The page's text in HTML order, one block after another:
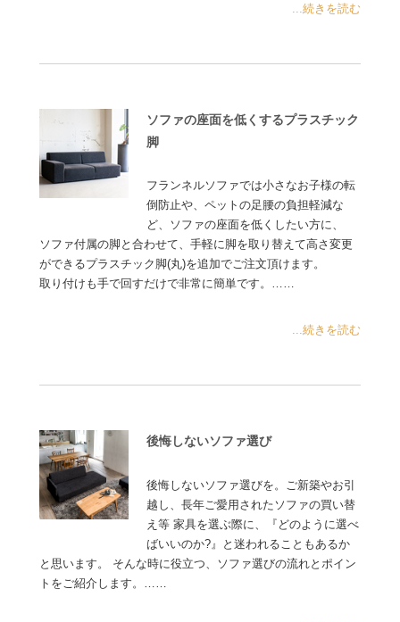
...続きを読む
ソファの座面を低くするプラスチック
脚
フランネルソファでは小さなお子様の転
倒防止や、ペットの足腰の負担軽減な
ど、ソファの座面を低くしたい方に、
ソファ付属の脚と合わせて、手軽に脚を取り替えて高さ変更
ができるプラスチック脚(丸)を追加でご注文頂けます。
取り付けも手で回すだけで非常に簡単です。……
...続きを読む
後悔しないソファ選び
後悔しないソファ選びを。ご新築やお引
越し、長年ご愛用されたソファの買い替
え等 家具を選ぶ際に、『どのように選べ
ばいいのか?』と迷われることもあるか
と思います。 そんな時に役立つ、ソファ選びの流れとポイン
トをご紹介します。……